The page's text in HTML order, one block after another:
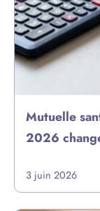
Mutuelle
2026
3 juin 2026